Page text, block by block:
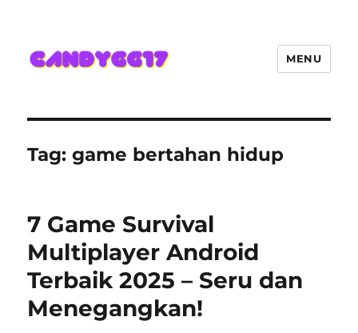
Hadir Semakin Mantap Jackpot
MENU
Tag:game bertahan hidup
7 Game Survival
Multiplayer Android
Terbaik 2025 – Seru dan
Menegangkan!